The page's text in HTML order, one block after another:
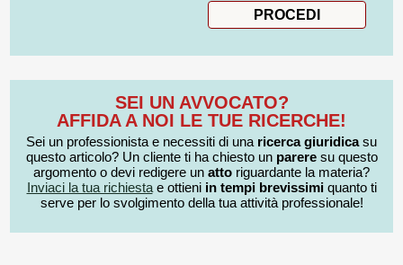
SEI UN AVVOCATO?
AFFIDA A NOI LE TUE RICERCHE!
Sei un professionista e necessiti di una ricerca giuridicasu
questo articolo? Un cliente ti ha chiesto un pareresu questo
argomento o devi redigere un atto riguardante la materia?
Inviaci la tua richiestae ottieni in tempi brevissimiquanto ti
serve per lo svolgimento della tua attività professionale!